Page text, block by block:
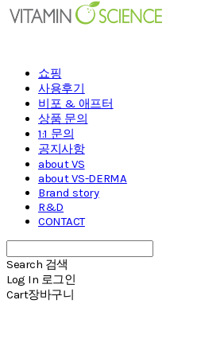
쇼핑
사용후기
비포 & 애프터
상품 문의
1:1 문의
공지사항
about VS
about VS-DERMA
Brand story
R&D
CONTACT
Search 검색
Log In 로그인
Cart장바구니